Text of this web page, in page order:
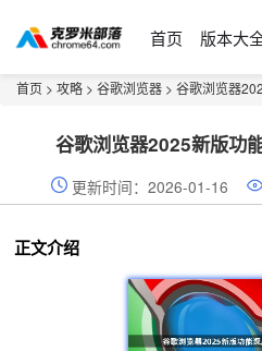
首页 版本大
首页 > 攻略 > 谷歌浏览器 > 谷歌浏览器
谷歌浏览器2025新版功
更新时间：2026-01-16
正文介绍